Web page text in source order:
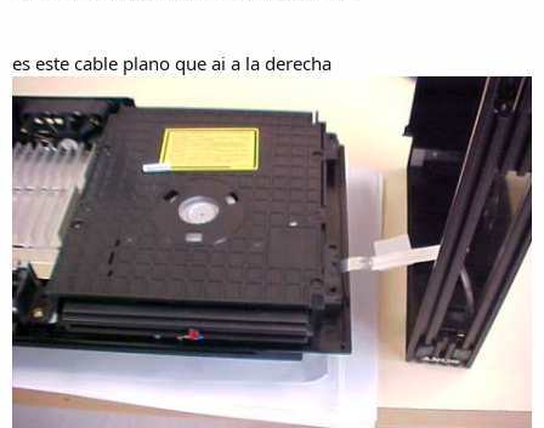
es este cable plano que ai a la derecha